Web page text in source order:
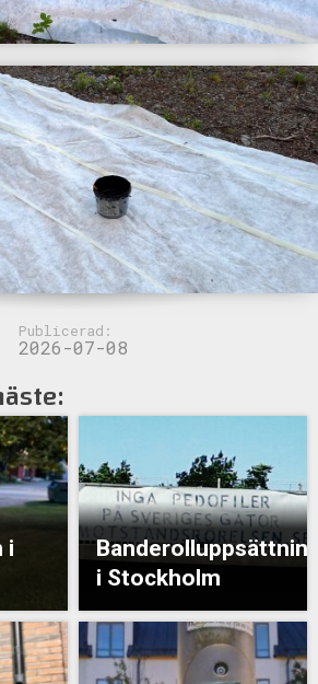
Publicerad:
2026-07-08
i
i Stockholm